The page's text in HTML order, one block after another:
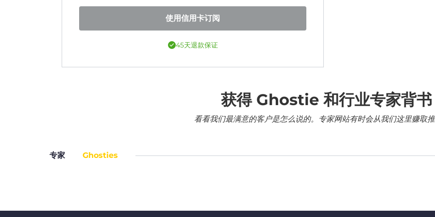
使用信用卡订阅
45天退款保证
获得 Ghostie 和行业专家背书
看看我们最满意的客户是怎么说的。专家网站有时会从我们这里赚取推
专家 Ghosties